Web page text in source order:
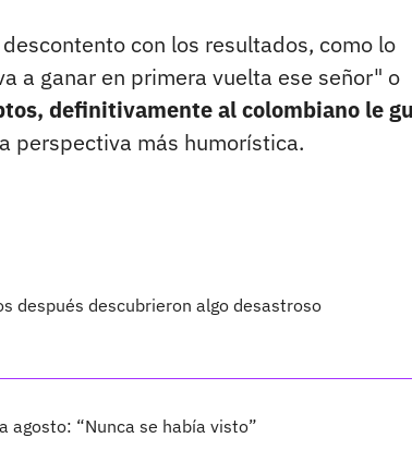
con los resultados, como lo
a ganar en primera vuelta ese señor" o
definitivamente al colombiano le
perspectiva más humorística.
después descubrieron algo desastroso
agosto: “Nunca se había visto”